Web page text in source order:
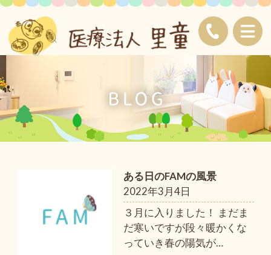
ある日のFAMの風景
2022年3月4日
３月に入りました！ まだま
だ寒いですが段々暖かくな
っていき春の陽気が…